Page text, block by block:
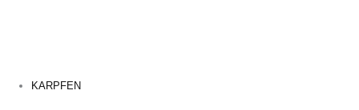
KARPFEN